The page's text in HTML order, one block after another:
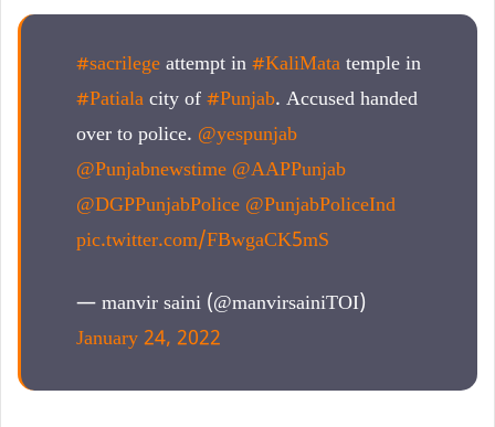
#sacrilege attempt in #KaliMata temple in
#Patiala city of #Punjab. Accused handed
over to police. @yespunjab
@Punjabnewstime @AAPPunjab
@DGPPunjabPolice @PunjabPoliceInd
pic.twitter.com/FBwgaCK5mS
— manvir saini (@manvirsainiTOI)
January 24, 2022